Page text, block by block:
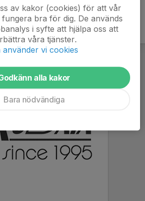
av kakor (cookies) för att vår
bra för dig. De används
i syfte att hjälpa oss att
våra tjänster.
använder vi cookies
alla kakor
Bara nödvändiga